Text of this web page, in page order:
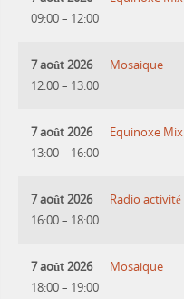
09:00– 12:00
7 août 2026
12:00– 13:00
Mosaique
7 août 2026
13:00– 16:00
Equinoxe Mix
7 août 2026
16:00– 18:00
Radio activité
7 août 2026
18:00– 19:00
Mosaique